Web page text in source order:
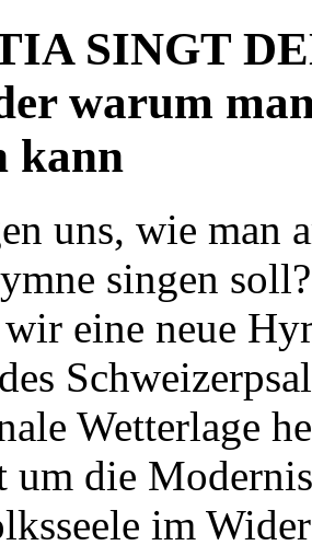
SINGT
warum
kann
uns, wie man
singen
eine neue
Wetterlage
um die
im